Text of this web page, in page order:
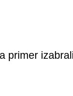
primer